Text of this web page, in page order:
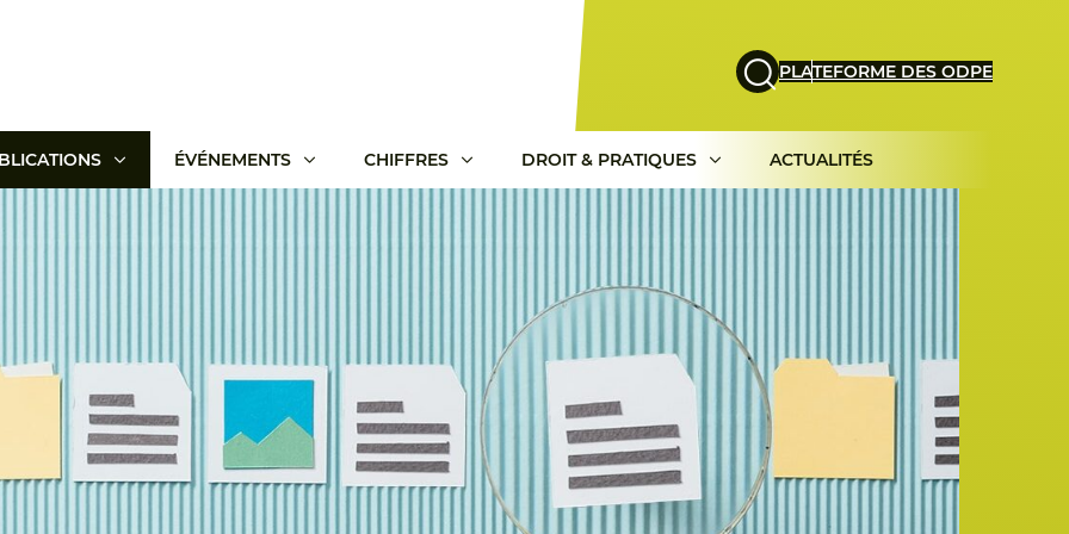
PLATEFORME DES ODPE
ÉVÉNEMENTS CHIFFRES DROIT & PRATIQUES ACTUALITÉS